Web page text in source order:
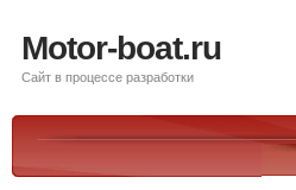
Motor-boat.ru
Сайт в процессе разработки